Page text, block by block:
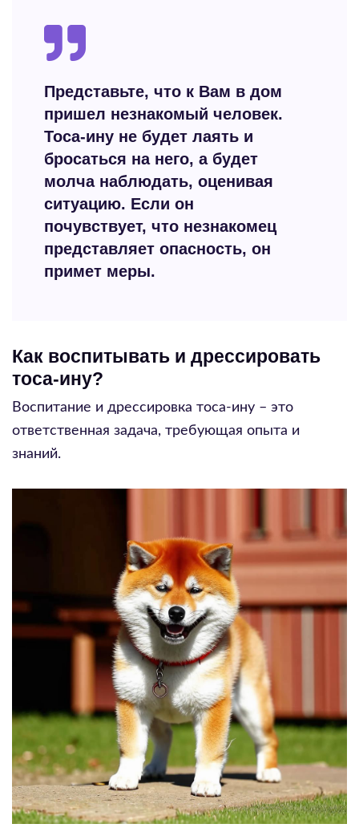
Представьте, что к Вам в дом
пришел незнакомый человек.
Тоса-ину не будет лаять и
бросаться на него, а будет
молча наблюдать, оценивая
ситуацию. Если он
почувствует, что незнакомец
представляет опасность, он
примет меры.
Как воспитывать и дрессировать
тоса-ину?
Воспитание и дрессировка тоса-ину – это
ответственная задача, требующая опыта и
знаний.